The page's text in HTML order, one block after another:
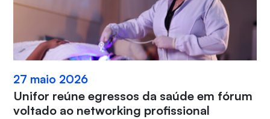
27 maio 2026
Unifor reúne egressos da saúde em fórum
voltado ao networking profissional